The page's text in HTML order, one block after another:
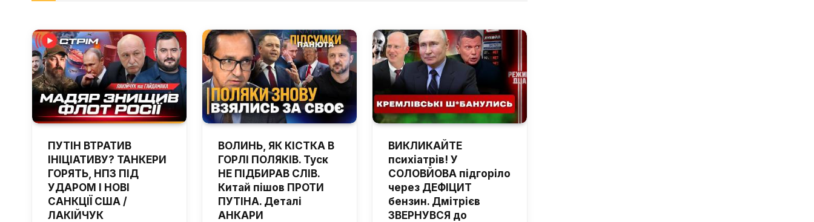
ПУТІН ВТРАТИВ
ІНІЦІАТИВУ? ТАНКЕРИ
ГОРЯТЬ, НПЗ ПІД
УДАРОМ І НОВІ
САНКЦІЇ США /
ЛАКІЙЧУК
ВОЛИНЬ, ЯК КІСТКА В
ГОРЛІ ПОЛЯКІВ. Туск
НЕ ПІДБИРАВ СЛІВ.
Китай пішов ПРОТИ
ПУТІНА. Деталі
АНКАРИ
ВИКЛИКАЙТЕ
психіатрів! У
СОЛОВЙОВА підгоріло
через ДЕФІЦИТ
бензин. Дмітрієв
ЗВЕРНУВСЯ до